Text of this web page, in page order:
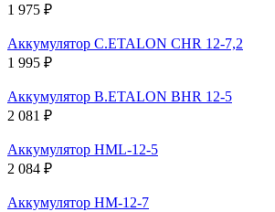
1 975 ₽
Аккумулятор C.ETALON CHR 12-7,2
1 995 ₽
Аккумулятор B.ETALON BHR 12-5
2 081 ₽
Аккумулятор HML-12-5
2 084 ₽
Аккумулятор HM-12-7